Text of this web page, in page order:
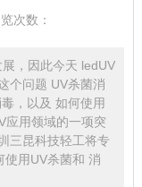
次数：
，因此今天 ledUV
个问题 UV杀菌消
，以及 如何使用
应用领域的一项突
三昆科技轻工将专
使用UV杀菌和 消